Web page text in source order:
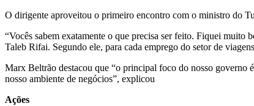
O dirigente aproveitou o primeiro encontro com o ministro do
“Vocês sabem exatamente o que precisa ser feito. Fiquei
Taleb Rifai. Segundo ele, para cada emprego do setor de
Marx Beltrão destacou que “o principal foco do nosso governo
nosso ambiente de negócios”, explicou
Ações